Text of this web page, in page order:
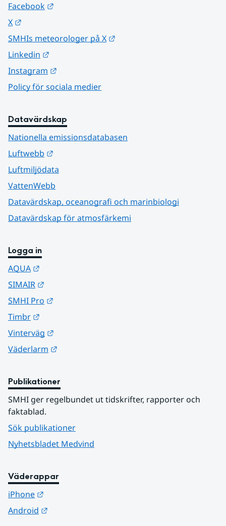
Facebook
X
SMHIs meteorologer på X
Linkedin
Instagram
Policy för sociala medier
Datavärdskap
Nationella emissionsdatabasen
Luftwebb
Luftmiljödata
VattenWebb
Datavärdskap, oceanografi och marinbiologi
Datavärdskap för atmosfärkemi
Logga in
AQUA
SIMAIR
SMHI Pro
Timbr
Vinterväg
Väderlarm
Publikationer
SMHI ger regelbundet ut tidskrifter, rapporter och
faktablad.
Sök publikationer
Nyhetsbladet Medvind
Väderappar
iPhone
Android